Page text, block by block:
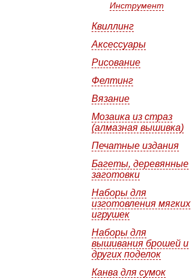
Инструмент
Квиллинг
Аксессуары
Рисование
Фелтинг
Вязание
Мозаика из страз
(алмазная вышивка)
Печатные издания
Багеты, деревянные
заготовки
Наборы для
изготовления мягких
игрушек
Наборы для
вышивания брошей и
других поделок
Канва для сумок